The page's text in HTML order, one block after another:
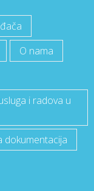
O nama
i radova u
dokumentacija